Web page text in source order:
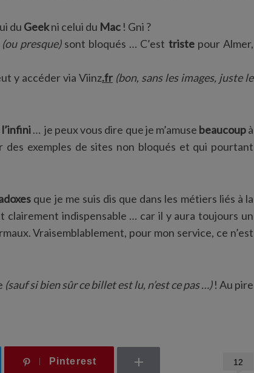
du Geekni celui du Mac ! Gni ?
(ou presque)sont bloqués … C’est tristepour Almer,
y accéder via Viinz.fr (bon, sans les images, juste le
l’infini… je peux vous dire que je m’amuse beaucoupà
exemples de sites non bloqués et qui pourtant
que je me suis dis que dans les métiers liés à la
clairement indispensable … car il y aura toujours un
Vraisemblablement, pour mon service, ce n’est
(sauf si bien sûr ce billet est lu, n’est ce pas …)! Au pire
12
Pinterest